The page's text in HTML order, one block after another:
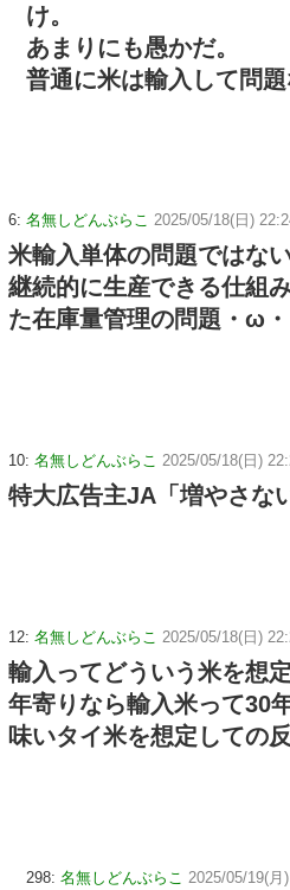
け。
あまりにも愚かだ。
普通に米は輸入して問
6: 名無しどんぶらこ 2025/05/18(日)
米輸入単体の問題ではな
継続的に生産できる仕組
た在庫量管理の問題・ω・
10: 名無しどんぶらこ 2025/05/18(日)
特大広告主JA「増やさな
12: 名無しどんぶらこ 2025/05/18(日)
輸入ってどういう米を想
年寄りなら輸入米って30
味いタイ米を想定しての
298: 名無しどんぶらこ 2025/05/19(